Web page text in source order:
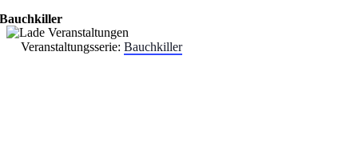
Bauchkiller
Veranstaltungsserie: Bauchkiller